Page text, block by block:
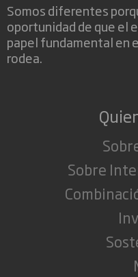
Somos diferentes
oportunidad de que el
papel fundamental en
rodea.
Sobre